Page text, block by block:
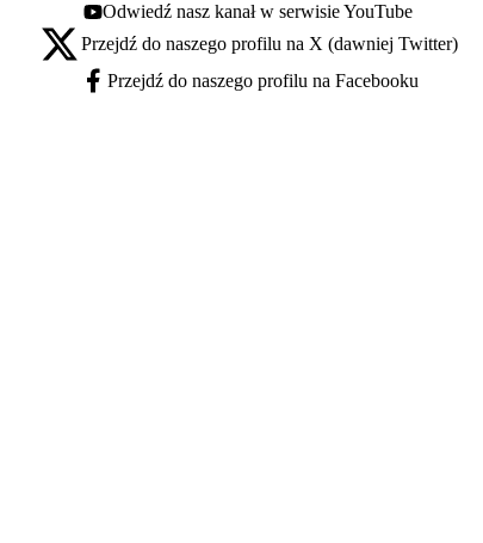
Youtube - otwiera się w nowej karcie
Odwiedź nasz kanał w serwisie YouTube
X - otwiera się w nowej karcie
Przejdź do naszego profilu na X (dawniej Twitter)
Facebook - otwiera się w nowej karcie
Przejdź do naszego profilu na Facebooku